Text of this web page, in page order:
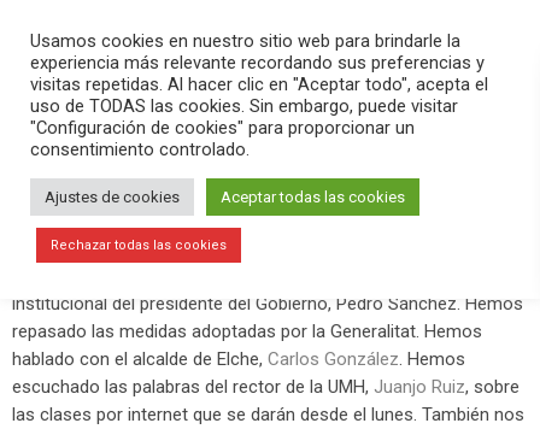
search menu pause PLAY
marzo 13, 2020
Nuevo programa especial de Versión
Radio por el coronavirus
Este viernes 13 de marzo hemos hecho un nuevo programa de
institucional del presidente del Gobierno, Pedro Sánchez. Hemos
repasado las medidas adoptadas por la Generalitat. Hemos
hablado con el alcalde de Elche, Carlos González . Hemos
escuchado las palabras del rector de la UMH, Juanjo Ruiz, sobre
las clases por internet que se darán desde el lunes. También nos
Usamos cookies en nuestro sitio web para brindarle la
experiencia más relevante recordando sus preferencias y
visitas repetidas. Al hacer clic en "Aceptar todo", acepta el
uso de TODAS las cookies. Sin embargo, puede visitar
"Configuración de cookies" para proporcionar un
consentimiento controlado.
Ajustes de cookies Aceptar todas las cookies
Rechazar todas las cookies